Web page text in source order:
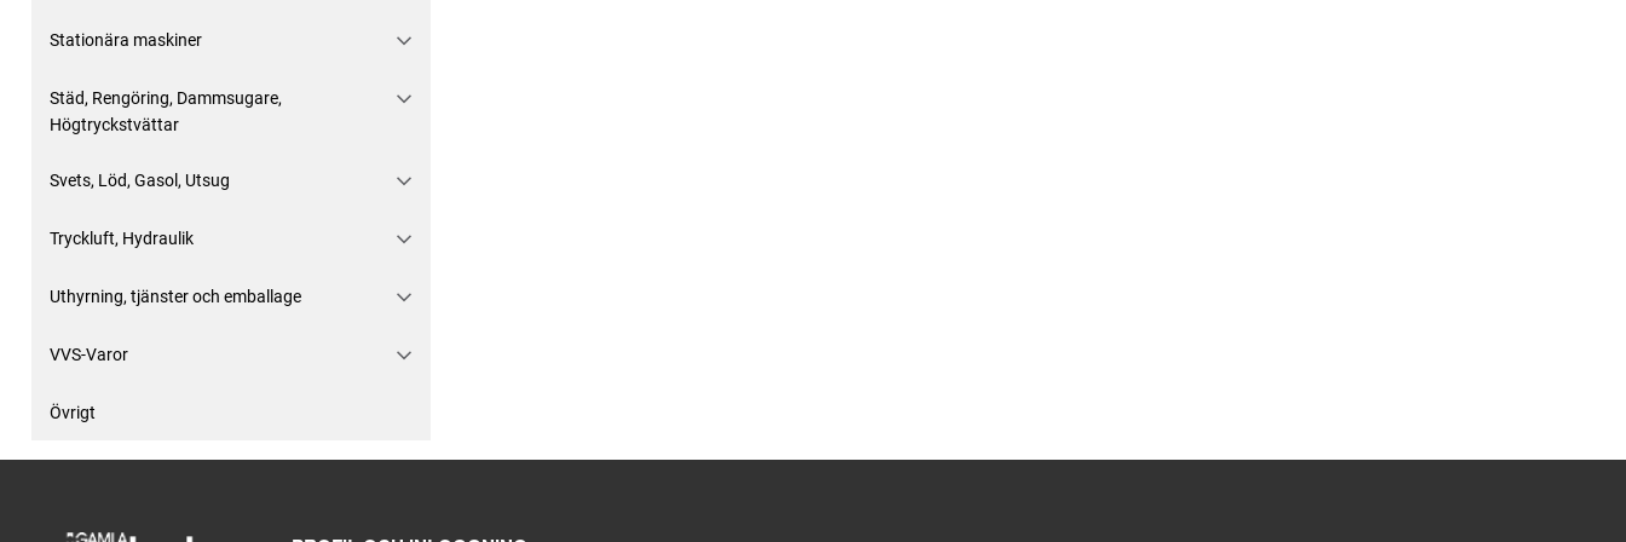
Stationära maskiner
Städ, Rengöring, Dammsugare,
Högtryckstvättar
Svets, Löd, Gasol, Utsug
Tryckluft, Hydraulik
Uthyrning, tjänster och emballage
VVS-Varor
Övrigt